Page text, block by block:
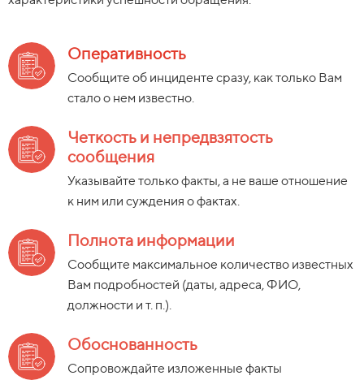
Оперативность
Сообщите об инциденте сразу, кактолько Вам
стало о нем известно.
Четкость и непредвзятость
сообщения
Указывайте только факты, а не ваше отношение
к ним или суждения офактах.
Полнота информации
Сообщите максимальное количество известных
Вам подробностей (даты, адреса, ФИО,
должности и т. п.).
Обоснованность
Сопровождайте изложенные факты